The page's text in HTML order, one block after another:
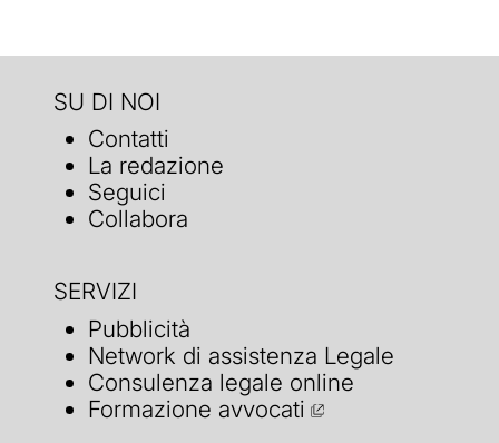
SU DI NOI
Contatti
La redazione
Seguici
Collabora
SERVIZI
Pubblicità
Network di assistenza Legale
Consulenza legale online
Formazione avvocati